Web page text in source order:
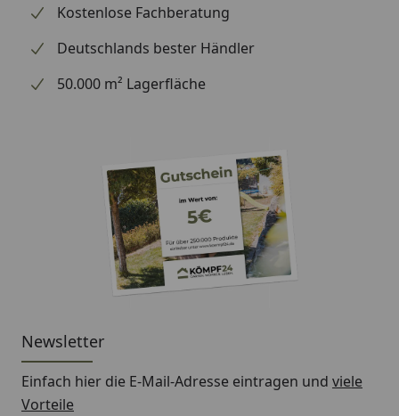
Kostenlose Fachberatung
Deutschlands bester Händler
50.000 m² Lagerfläche
Newsletter
Einfach hier die E-Mail-Adresse eintragen und viele
Vorteile